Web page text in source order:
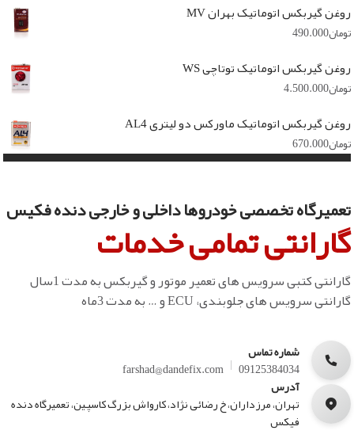
روغن گیربکس اتوماتیک بهران MV
تومان490.000
روغن گیربکس اتوماتیک توتاچی WS
تومان4.500.000
روغن گیربکس اتوماتیک ماورکس دو لیتری AL4
تومان670.000
تعمیرگاه تخصصی خودروها داخلی و خارجی دنده فکیس
گارانتی تمامی خدمات
گارانتی کتبی سرویس های تعمیر موتور و گیربکس به مدت 1سال
گارانتی سرویس های جلوبندی، ECU و … به مدت 3ماه
شماره تماس
09125384034
farshad@dandefix.com
آدرس
تهران، مرزداران، خ رضائی نژاد، کارواش بزرگ کاسپین، تعمیرگاه دنده
فیکس